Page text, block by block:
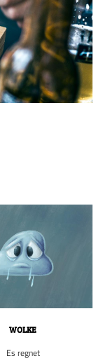
WOLKE
Es regnet